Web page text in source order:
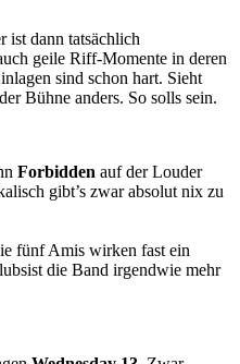
ist dann tatsächlich
geile Riff-Momente in deren
sind schon hart. Sieht
Bühne anders. So solls sein.
Forbidden auf der Louder
gibt’s zwar absolut nix zu
fünf Amis wirken fast ein
die Band irgendwie mehr